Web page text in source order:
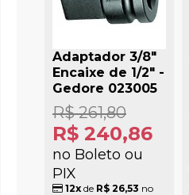
Adaptador 3/8"
Encaixe de 1/2" -
Gedore 023005
R$ 240,86
no Boleto ou
PIX
R$ 261,80
12x de R$ 26,53 no